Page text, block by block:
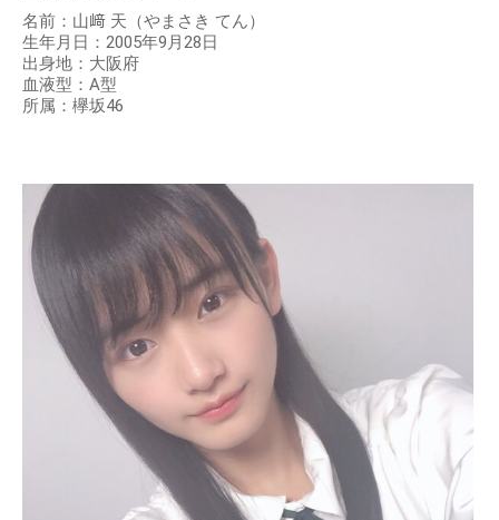
名前：山﨑 天（やまさき てん）
生年月日：2005年9月28日
出身地：大阪府
血液型：A型
所属：欅坂46